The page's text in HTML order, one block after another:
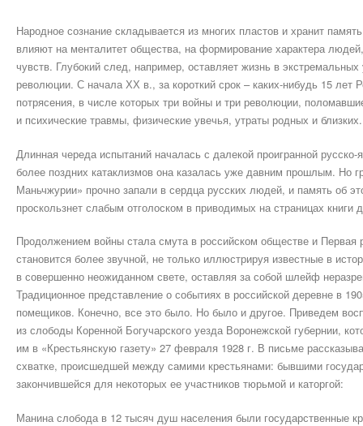
Народное сознание складывается из многих пластов и хранит
влияют на менталитет общества, на формирование характера
чувств. Глубокий след, например, оставляет жизнь в
революции. С начала ХХ в., за короткий срок – каких-нибудь 15 лет
потрясения, в числе которых три войны и три революции,
и психические травмы, физические увечья, утраты родных и близких.
Длинная череда испытаний началась с далекой проигранной
более поздних катаклизмов она казалась уже давним прошлым. Но
Маньчжурии» прочно запали в сердца русских людей, и память об
проскользнет слабым отголоском в приводимых на страницах книги
Продолжением войны стала смута в российском обществе и Первая
становится более звучной, не только иллюстрируя известные в
в совершенно неожиданном свете, оставляя за собой шлейф
Традиционное представление о событиях в российской деревне в
помещиков. Конечно, все это было. Но было и другое. Приведем
из слободы Коренной Богучарского уезда Воронежской губернии,
им в «Крестьянскую газету» 27 февраля 1928 г. В письме
схватке, происшедшей между самими крестьянами: бывшими
закончившейся для некоторых ее участников тюрьмой и каторгой:
Манина слобода в 12 тысяч душ населения были государственные